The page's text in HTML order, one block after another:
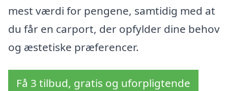
mest værdi for pengene, samtidig med at
du får en carport, der opfylder dine behov
og æstetiske præferencer.
Få 3 tilbud, gratis og uforpligtende